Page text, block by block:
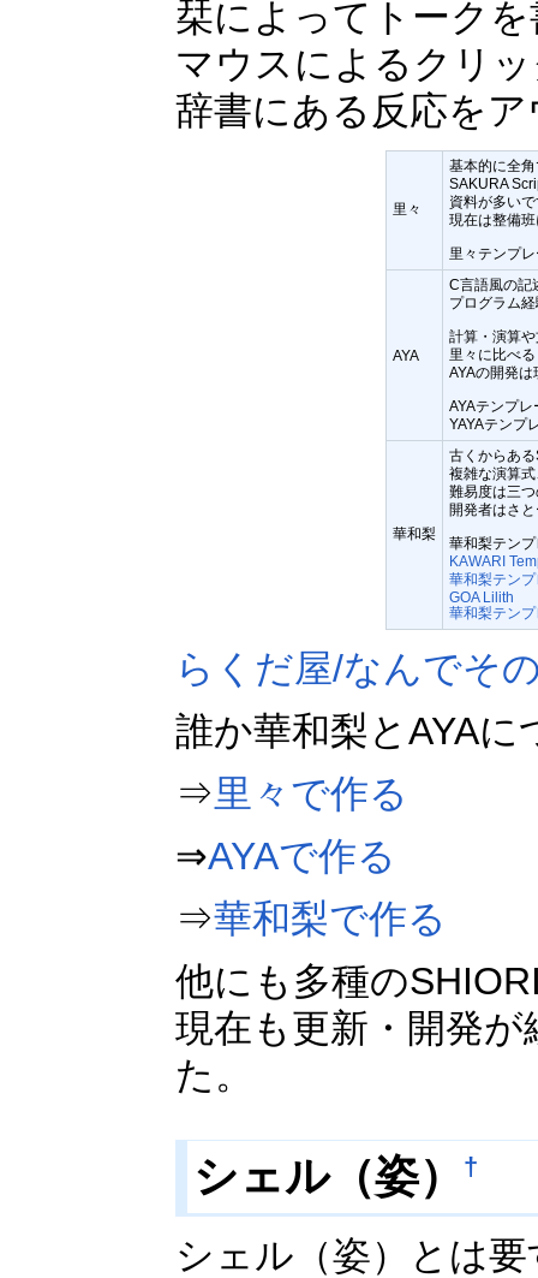
栞によってトーク
マウスによるクリ
辞書にある反応を
里々
基本的に全
SAKURA
資料が多い
現在は整備
里々テンプ
AYA
C言語風の記
プログラム
計算・演算
里々に比べ
AYAの開発
AYAテンプ
YAYAテンプ
華和梨
古くからあ
複雑な演算
難易度は三
開発者はさ
華和梨テン
KAWARI
華和梨テン
GOA Lilith
華和梨テン
らくだ屋/なんでそ
誰か華和梨とAYA
⇒里々で作る
⇒AYAで作る
⇒華和梨で作る
他にも多種の
現在も更新・開発
た。
シェル（姿） †
シェル（姿）とは